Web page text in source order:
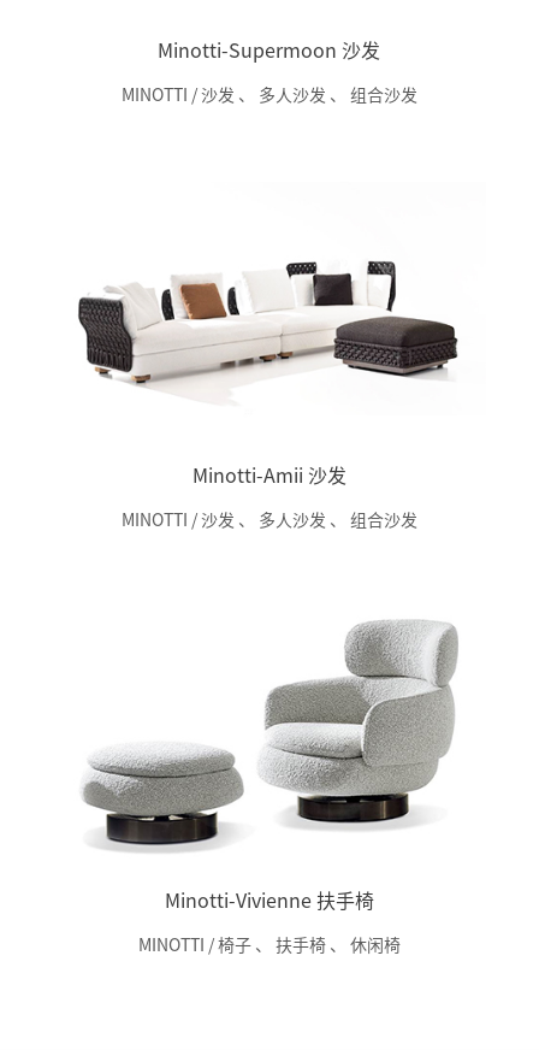
Minotti-Supermoon 沙发
MINOTTI / 沙发 、 多人沙发 、 组合沙发
Minotti-Amii 沙发
MINOTTI / 沙发 、 多人沙发 、 组合沙发
Minotti-Vivienne 扶手椅
MINOTTI / 椅子 、 扶手椅 、 休闲椅